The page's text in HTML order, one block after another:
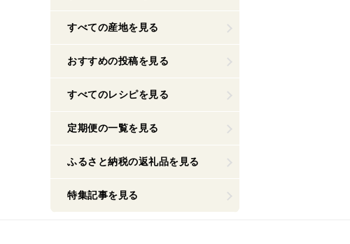
すべての産地を見る
おすすめの投稿を見る
すべてのレシピを見る
定期便の一覧を見る
ふるさと納税の返礼品を見る
特集記事を見る